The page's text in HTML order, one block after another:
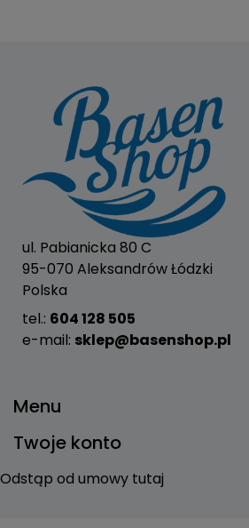
ul. Pabianicka 80 C
95-070 Aleksandrów Łódzki
Polska
tel.: 604 128 505
e-mail: sklep@basenshop.pl
Menu
Twoje konto
Odstąp od umowy tutaj